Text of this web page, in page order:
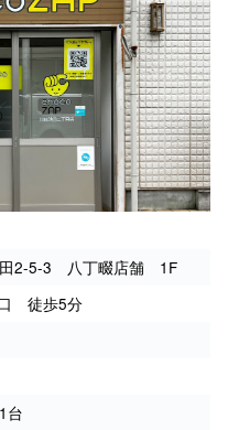
田2-5-3 八丁畷店舗 1F
徒歩5分
台